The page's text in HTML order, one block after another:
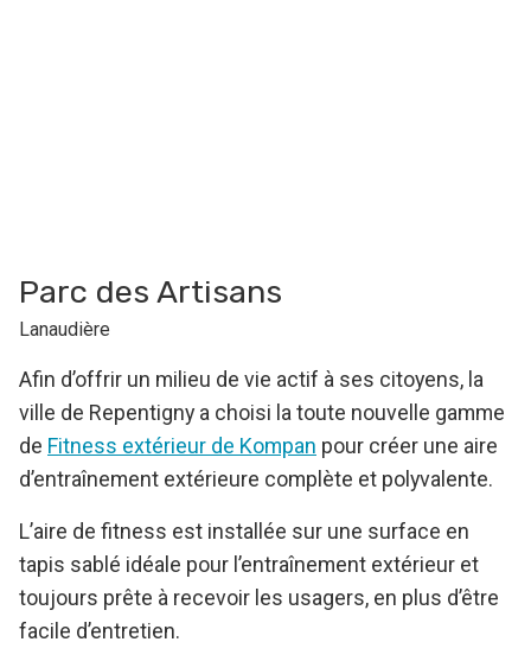
Parc des Artisans
Lanaudière
Afin d’offrir un milieu de vie actif à ses citoyens, la
ville de Repentigny a choisi la toute nouvelle gamme
de Fitness extérieur de Kompan pour créer une aire
d’entraînement extérieure complète et polyvalente.
L’aire de fitness est installée sur une surface en
tapis sablé idéale pour l’entraînement extérieur et
toujours prête à recevoir les usagers, en plus d’être
facile d’entretien.